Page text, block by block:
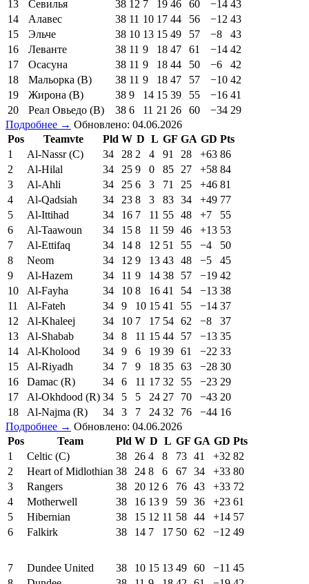
13 Севилья 38 12 7 19 46 60 −14 43
14
Алавес 38 11 10 17 44 56 −12 43
15
Эльче 38 10 13 15 49 57 −8
43
16
Леванте 38 11 9 18 47 61 −14 42
17
Осасуна 38 11 9 18 44 50 −6
42
18
Мальорка (В) 38 11 9 18 47 57 −10 42
19
Жирона (В) 38 9 14 15 39 55 −16 41
20
Реал Овьедо (В) 38 6 11 21 26 60 −34 29
Подробнее → Обновлено: 04.06.2026
Pos
Teamvte Pld W D L GF GA GD Pts
1
Al-Nassr (C) 34 28 2 4 91 28 +63 86
2
Al-Hilal 34 25 9 0 85 27 +58 84
3
Al-Ahli 34 25 6 3 71 25 +46 81
4
Al-Qadsiah 34 23 8 3 83 34 +49 77
5
Al-Ittihad 34 16 7 11 55 48 +7
55
6
Al-Taawoun 34 15 8 11 59 46 +13 53
7
Al-Ettifaq 34 14 8 12 51 55 −4
50
8
Neom 34 12 9 13 43 48 −5
45
9
Al-Hazem 34 11 9 14 38 57 −19 42
10
Al-Fayha 34 10 8 16 41 54 −13 38
11
Al-Fateh 34 9 10 15 41 55 −14 37
12
Al-Khaleej 34 10 7 17 54 62 −8
37
13
Al-Shabab 34 8 11 15 44 57 −13 35
14
Al-Kholood 34 9 6 19 39 61 −22 33
15
Al-Riyadh 34 7 9 18 35 63 −28 30
16
Damac (R) 34 6 11 17 32 55 −23 29
17
Al-Okhdood (R) 34 5 5 24 27 70 −43 20
18
Al-Najma (R) 34 3 7 24 32 76 −44 16
Подробнее → Обновлено: 04.06.2026
Pos
Team Pld W D L GF GA GD Pts
1
Celtic (C) 38 26 4 8 73 41 +32 82
2
Heart of Midlothian 38 24 8 6 67 34 +33 80
3
Rangers 38 20 12 6 76 43 +33 72
4
Motherwell 38 16 13 9 59 36 +23 61
5
Hibernian 38 15 12 11 58 44 +14 57
6
Falkirk 38 14 7 17 50 62 −12 49
7 Dundee United 38 10 15 13 49 60 −11 45